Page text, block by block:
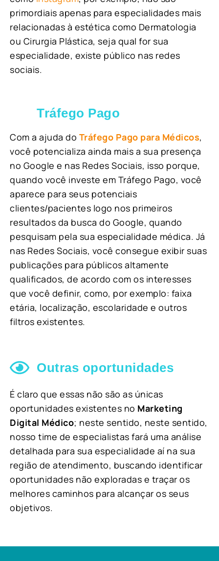
primordiais apenas para especialidades mais
relacionadas à estética como Dermatologia
ou Cirurgia Plástica, seja qual for sua
especialidade, existe público nas redes
sociais.
Tráfego Pago
Com a ajuda do Tráfego Pago para Médicos,
você potencializa ainda mais a sua presença
no Google e nas Redes Sociais, isso porque,
quando você investe em Tráfego Pago, você
aparece para seus potenciais
clientes/pacientes logo nos primeiros
resultados da busca do Google, quando
pesquisam pela sua especialidade médica. Já
nas Redes Sociais, você consegue exibir suas
publicações para públicos altamente
qualificados, de acordo com os interesses
que você definir, como, por exemplo: faixa
etária, localização, escolaridade e outros
filtros existentes.
Outras oportunidades
É claro que essas não são as únicas
oportunidades existentes no Marketing
Digital Médico; neste sentido, neste sentido,
nosso time de especialistas fará uma análise
detalhada para sua especialidade aí na sua
região de atendimento, buscando identificar
oportunidades não exploradas e traçar os
melhores caminhos para alcançar os seus
objetivos.